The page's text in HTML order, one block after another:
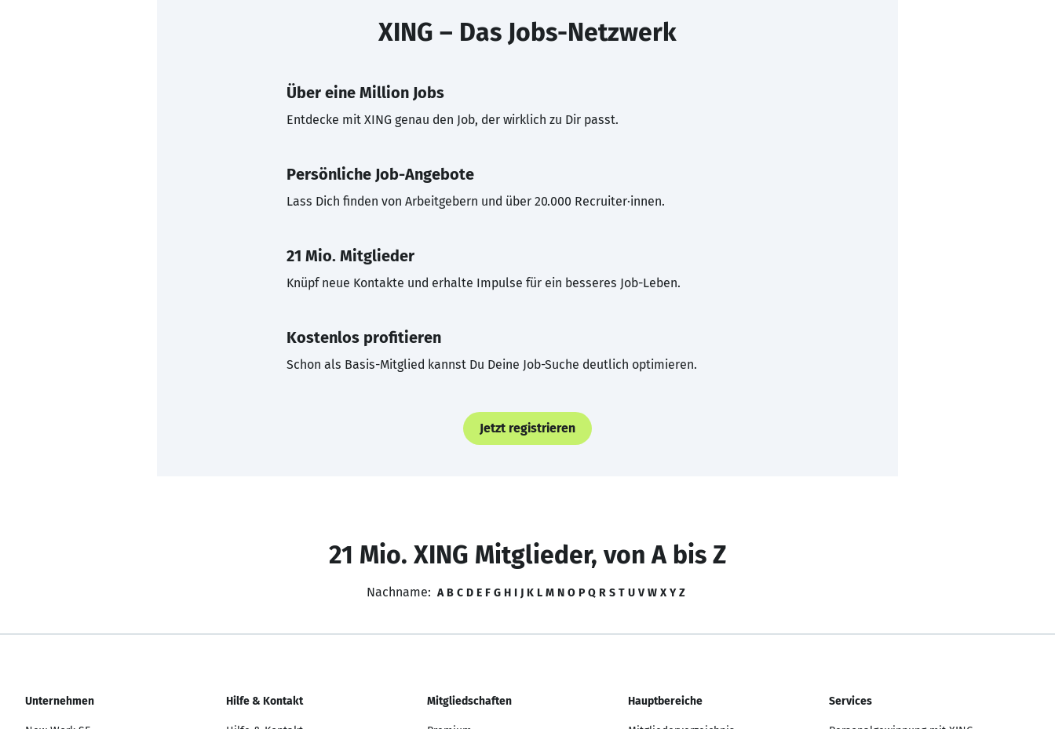
XING – Das Jobs-Netzwerk
Über eine Million Jobs
Entdecke mit XING genau den Job, der wirklich zu Dir passt.
Persönliche Job-Angebote
Lass Dich finden von Arbeitgebern und über 20.000 Recruiter·innen.
21 Mio. Mitglieder
Knüpf neue Kontakte und erhalte Impulse für ein besseres Job-Leben.
Kostenlos profitieren
Schon als Basis-Mitglied kannst Du Deine Job-Suche deutlich optimieren.
Jetzt registrieren
21 Mio. XING Mitglieder, von A bis Z
Nachname: A B C D E F G H I J K L M N O P Q R S T U V W X Y Z
Unternehmen Hilfe & Kontakt Mitgliedschaften Hauptbereiche Services